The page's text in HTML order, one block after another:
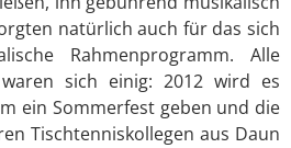
natürlich auch für das sich
Rahmenprogramm. Alle
sich einig: 2012 wird es
ein Sommerfest geben und die
Tischtenniskollegen aus Daun